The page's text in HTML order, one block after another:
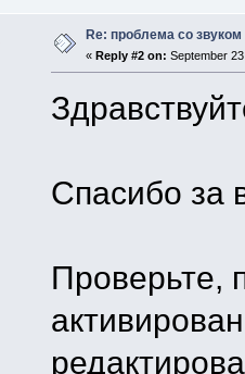
Re: проблема со
« Reply #2 on: September
Спасибо за
Проверьте,